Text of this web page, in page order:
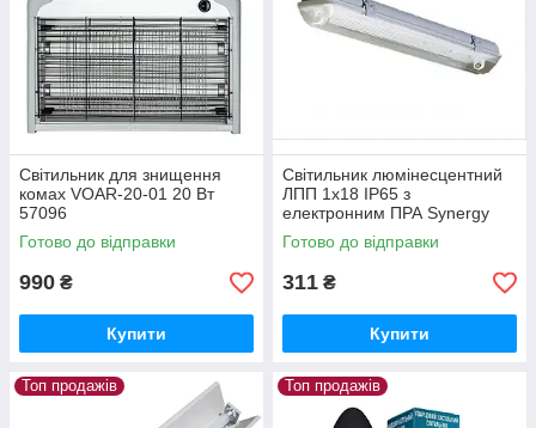
Світильник для знищення
комах VOAR-20-01 20 Вт
57096
Готово до відправки
990 ₴
Купити
Світильник люмінесцентний
ЛПП 1х18 IP65 з
електронним ПРА Synergy
Готово до відправки
311 ₴
Купити
Топ продажів Топ продажів